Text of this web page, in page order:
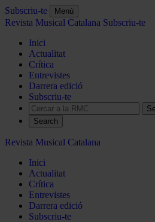
Subscriu-te Menú
Revista Musical Catalana Subscriu-te
Inici
Actualitat
Crítica
Entrevistes
Darrera edició
Subscriu-te
Search
Revista Musical Catalana
Inici
Actualitat
Crítica
Entrevistes
Darrera edició
Subscriu-te